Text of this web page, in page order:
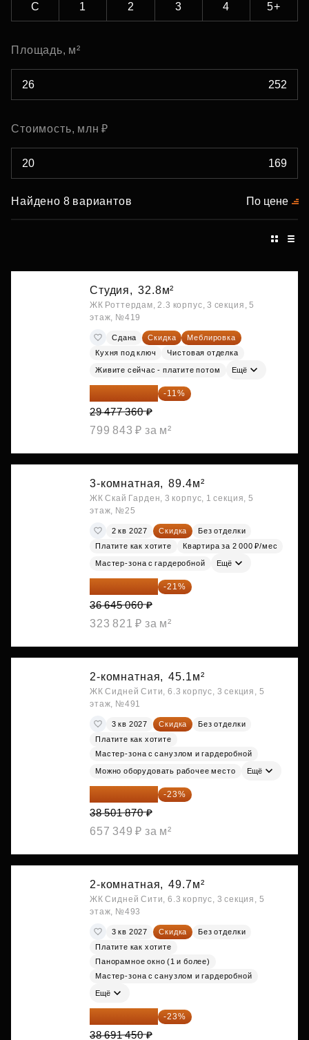
С 1 2 3 4 5+
Площадь, м²
Стоимость, млн ₽
Найдено 8 вариантов По цене
Студия, 32.8м²
ЖК Роттердам, 2.3 корпус, 3 секция, 5
этаж, №419
Сдана Скидка
Меблировка
Кухня под ключ
Чистовая отделка
Живите сейчас - платите потом Ещё
26 234 850 ₽ -11%
29 477 360 ₽
799 843 ₽ за м²
3-комнатная, 89.4м²
ЖК Скай Гарден, 3 корпус, 1 секция, 5
этаж, №25
2 кв 2027 Скидка
Без отделки
Платите как хотите
Квартира за 2 000 ₽/мес
Мастер-зона с гардеробной Ещё
28 949 597 ₽ -21%
36 645 060 ₽
323 821 ₽ за м²
2-комнатная, 45.1м²
ЖК Сидней Сити, 6.3 корпус, 3 секция, 5
этаж, №491
3 кв 2027 Скидка
Без отделки
Платите как хотите
Мастер-зона с санузлом и гардеробной
Можно оборудовать рабочее место Ещё
29 646 440 ₽ -23%
38 501 870 ₽
657 349 ₽ за м²
2-комнатная, 49.7м²
ЖК Сидней Сити, 6.3 корпус, 3 секция, 5
этаж, №493
3 кв 2027 Скидка
Без отделки
Платите как хотите
Панорамное окно (1 и более)
Мастер-зона с санузлом и гардеробной
Ещё
29 792 417 ₽ -23%
38 691 450 ₽